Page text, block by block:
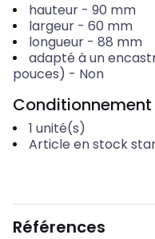
hauteur- 90 mm
largeur- 60 mm
longueur- 88 mm
adapté à un
pouces) - Non
Conditionnement
1 unité(s)
Article en stock
Références